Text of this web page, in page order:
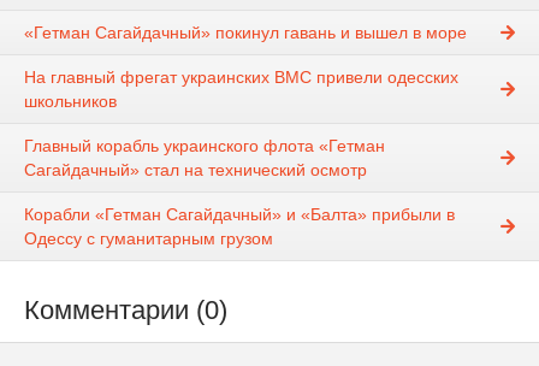
«Гетман Сагайдачный» покинул гавань и вышел в море
На главный фрегат украинских ВМС привели одесских
школьников
Главный корабль украинского флота «Гетман
Сагайдачный» стал на технический осмотр
Корабли «Гетман Сагайдачный» и «Балта» прибыли в
Одессу с гуманитарным грузом
Комментарии (0)